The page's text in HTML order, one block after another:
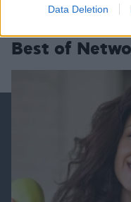
Data Deletion
Best of